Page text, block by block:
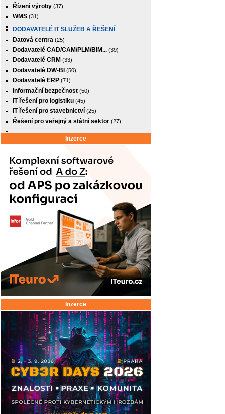
Řízení výroby (37)
WMS (31)
DODAVATELÉ IT SLUŽEB A ŘEŠENÍ
Datová centra (25)
Dodavatelé CAD/CAM/PLM/BIM... (39)
Dodavatelé CRM (33)
Dodavatelé DW-BI (50)
Dodavatelé ERP (71)
Informační bezpečnost (50)
IT řešení pro logistiku (45)
IT řešení pro stavebnictví (25)
Řešení pro veřejný a státní sektor (27)
Inzerce
Inzerce